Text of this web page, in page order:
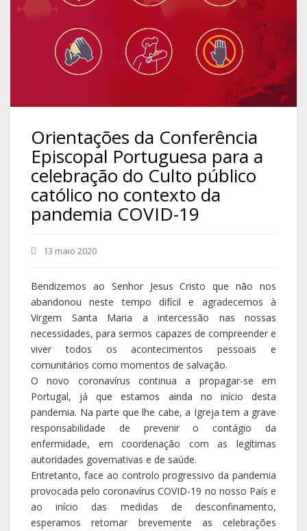
Orientações da Conferência
Episcopal Portuguesa para a
celebração do Culto público
católico no contexto da
pandemia COVID-19
13 maio 2020
Bendizemos ao Senhor Jesus Cristo que não nos
abandonou neste tempo difícil e agradecemos à
Virgem Santa Maria a intercessão nas nossas
necessidades, para sermos capazes de compreender e
viver todos os acontecimentos pessoais e
comunitários como momentos de salvação.
O novo coronavírus continua a propagar-se em
Portugal, já que estamos ainda no início desta
pandemia. Na parte que lhe cabe, a Igreja tem a grave
responsabilidade de prevenir o contágio da
enfermidade, em coordenação com as legítimas
autoridades governativas e de saúde.
Entretanto, face ao controlo progressivo da pandemia
provocada pelo coronavírus COVID-19 no nosso País e
ao início das medidas de desconfinamento,
esperamos retomar brevemente as celebrações